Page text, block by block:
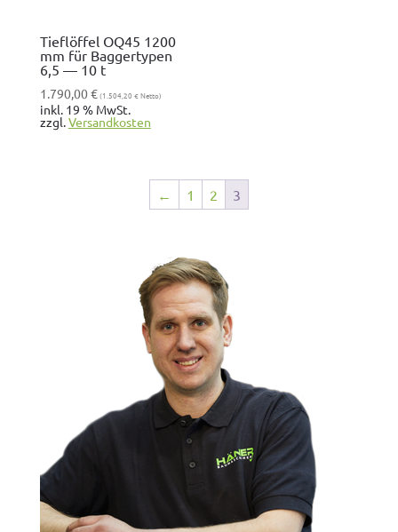
Tieflöffel OQ45 1200
mm für Baggertypen
6,5 — 10 t
1.790,00€(1.504,20 €Netto)
inkl. 19 % MwSt.
zzgl.Ver­sand­kosten
← 1 2 3